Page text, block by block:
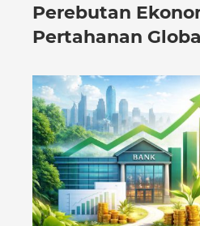
Perebutan
Pertahanan